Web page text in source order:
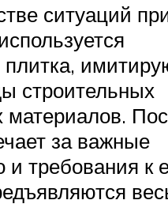
ситуаций
плитка,
строительных
материалов.
за важные
и требования к